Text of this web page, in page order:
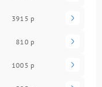
3915 р
810 р
1005 р